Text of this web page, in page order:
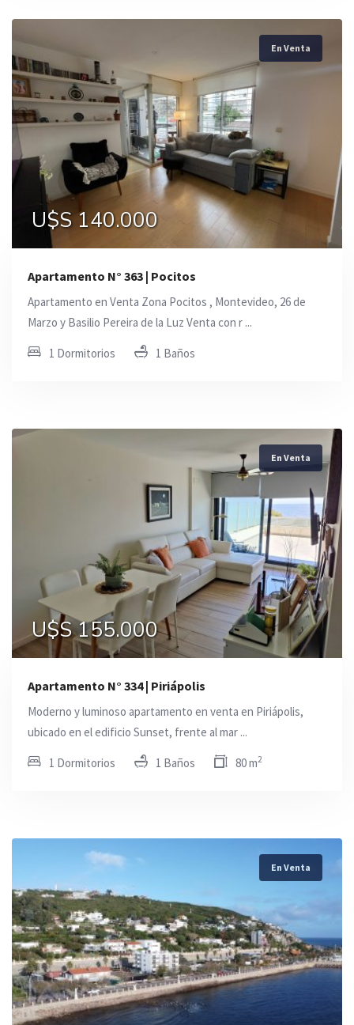
En Venta
U$S 140.000
Apartamento N° 363 | Pocitos
Apartamento en Venta Zona Pocitos , Montevideo, 26 de
Marzo y Basilio Pereira de la Luz Venta con r ...
1 Dormitorios 1 Baños
En Venta
U$S 155.000
Apartamento N° 334 | Piriápolis
Moderno y luminoso apartamento en venta en Piriápolis,
ubicado en el edificio Sunset, frente al mar ...
1 Dormitorios 1 Baños 80 m2
En Venta